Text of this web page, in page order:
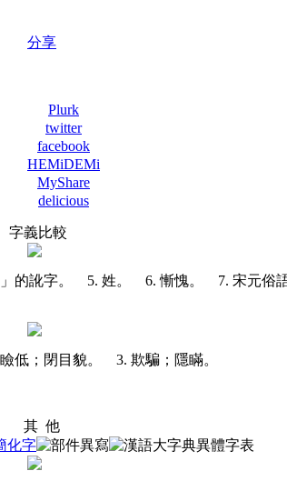
分享
Plurk
twitter
facebook
HEMiDEMi
MyShare
delicious
字義比較
的訛字。 5. 姓。 6. 慚愧。 7. 宋元俗
瞼低；閉目貌。 3. 欺騙；隱瞞。
其 他